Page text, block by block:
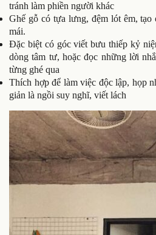
tránh làm phiền người khác
Ghế gỗ có tựa lưng, đệm lót êm, tạo
mái.
Đặc biệt có góc viết bưu thiếp kỷ
dòng tâm tư, hoặc đọc những lời
từng ghé qua
Thích hợp để làm việc độc lập, họp
giản là ngồi suy nghĩ, viết lách